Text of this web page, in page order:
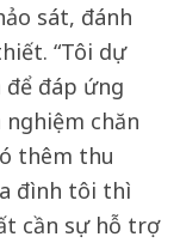
sát, đánh
“Tôi dự
đáp ứng
chăn
thêm thu
đình tôi thì
cần sự hỗ trợ